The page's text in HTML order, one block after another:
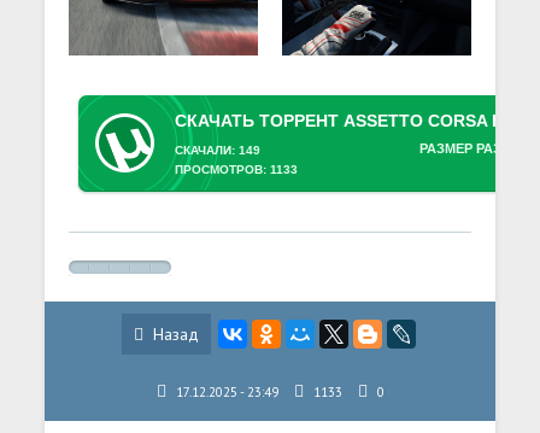
РАЗМЕР
СКАЧАЛИ: 149
ПРОСМОТРОВ: 1133
Назад
17.12.2025 - 23:49 1133 0